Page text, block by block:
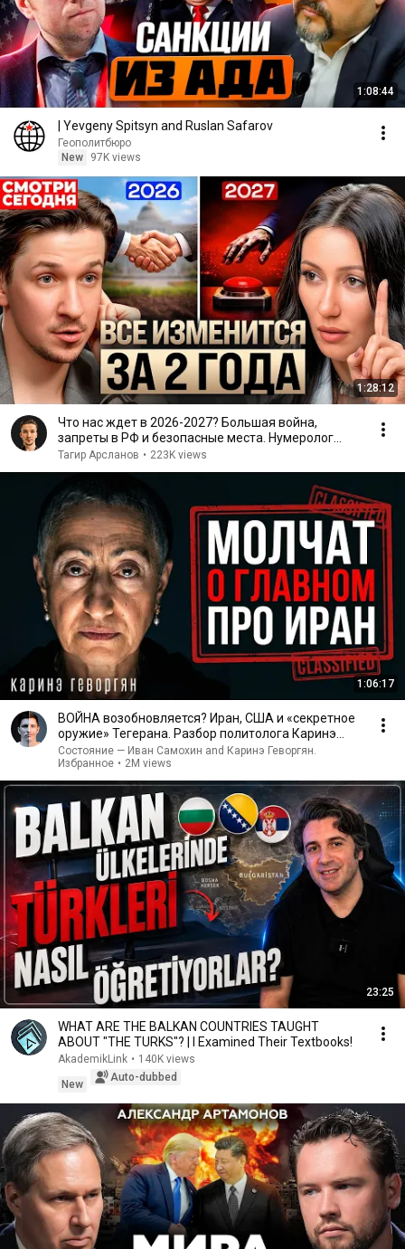
1:08:44
| Yevgeny Spitsyn and Ruslan Safarov
Геополитбюро
New
97K views
1:28:12
Что нас ждет в 2026-2027? Большая война,
запреты в РФ и безопасные места. Нумеролог
Марияна Анаэль
Тагир Арсланов • 223K views
1:06:17
ВОЙНА возобновляется? Иран, США и «секретное
оружие» Тегерана. Разбор политолога Каринэ
Геворгян.
Состояние — Иван Самохин and Каринэ Геворгян.
Избранное • 2M views
23:25
WHAT ARE THE BALKAN COUNTRIES TAUGHT
ABOUT "THE TURKS"? | I Examined Their Textbooks!
AkademikLink • 140K views
New
Auto-dubbed